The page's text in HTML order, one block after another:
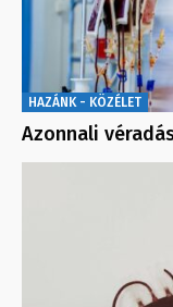
HAZÁNK - KÖZÉLET
Azonnali